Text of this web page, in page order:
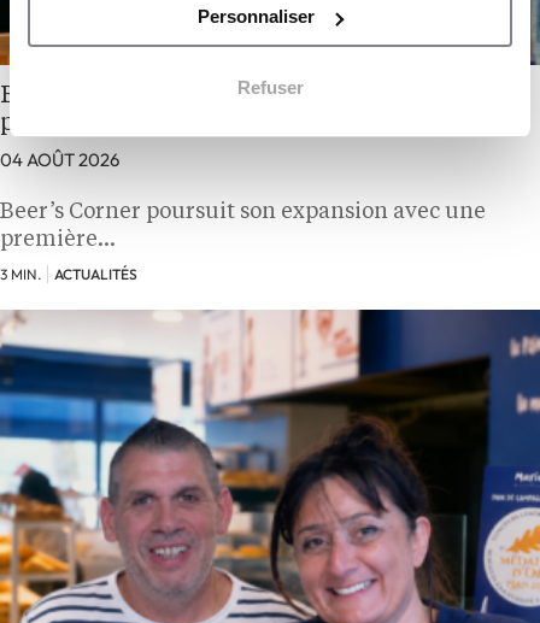
Personnaliser
Refuser
Beer’s Corner poursuit son expansion avec une
première implantation en Bretagne
04 AOÛT 2026
Beer’s Corner poursuit son expansion avec une
première…
3 MIN. ACTUALITÉS